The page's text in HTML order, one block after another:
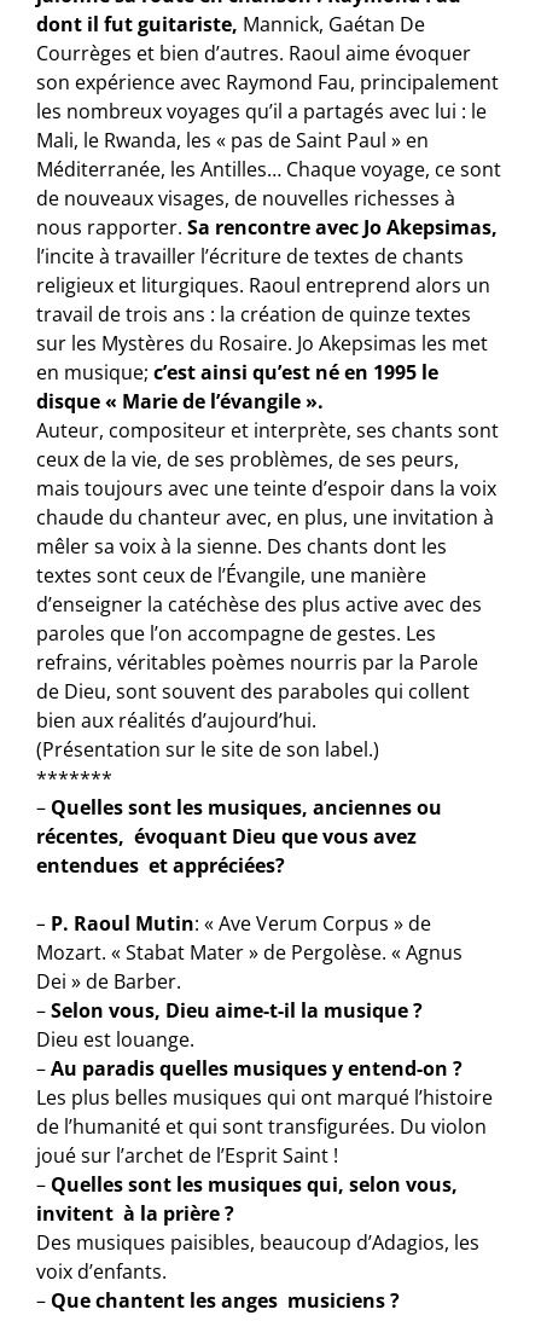
dont il fut guitariste, Mannick, Gaétan De
Courrèges et bien d’autres. Raoul aime évoquer
son expérience avec Raymond Fau, principalement
les nombreux voyages qu’il a partagés avec lui : le
Mali, le Rwanda, les « pas de Saint Paul » en
Méditerranée, les Antilles… Chaque voyage, ce sont
de nouveaux visages, de nouvelles richesses à
nous rapporter. Sa rencontre avec Jo Akepsimas,
l’incite à travailler l’écriture de textes de chants
religieux et liturgiques. Raoul entreprend alors un
travail de trois ans : la création de quinze textes
sur les Mystères du Rosaire. Jo Akepsimas les met
en musique;c’est ainsi qu’est né en 1995 le
disque « Marie de l’évangile ».
Auteur, compositeur et interprète, ses chants sont
ceux de la vie, de ses problèmes, de ses peurs,
mais toujours avec une teinte d’espoir dans la voix
chaude du chanteur avec, en plus, une invitation à
mêler sa voix à la sienne. Des chants dont les
textes sont ceux de l’Évangile, une manière
d’enseigner la catéchèse des plus active avec des
paroles que l’on accompagne de gestes. Les
refrains, véritables poèmes nourris par la Parole
de Dieu, sont souvent des paraboles qui collent
bien aux réalités d’aujourd’hui.
(Présentation sur le site de son label.)
*******
– Quelles sont les musiques, anciennes ou
récentes, évoquant Dieu que vous avez
entendues et appréciées?
– P. Raoul Mutin: « Ave Verum Corpus » de
Mozart. « Stabat Mater » de Pergolèse. « Agnus
Dei » de Barber.
–Selon vous, Dieu aime-t-il la musique ?
Dieu est louange.
–Au paradis quelles musiques y entend-on ?
Les plus belles musiques qui ont marqué l’histoire
de l’humanité et qui sont transfigurées. Du violon
joué sur l’archet de l’Esprit Saint !
– Quelles sont les musiques qui, selon vous,
invitent à la prière ?
Des musiques paisibles, beaucoup d’Adagios, les
voix d’enfants.
– Que chantent les anges musiciens ?